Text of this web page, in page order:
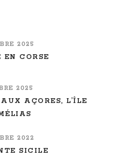
2025
EN CORSE
2025
AÇORES, L’ÎLE
2022
SICILE